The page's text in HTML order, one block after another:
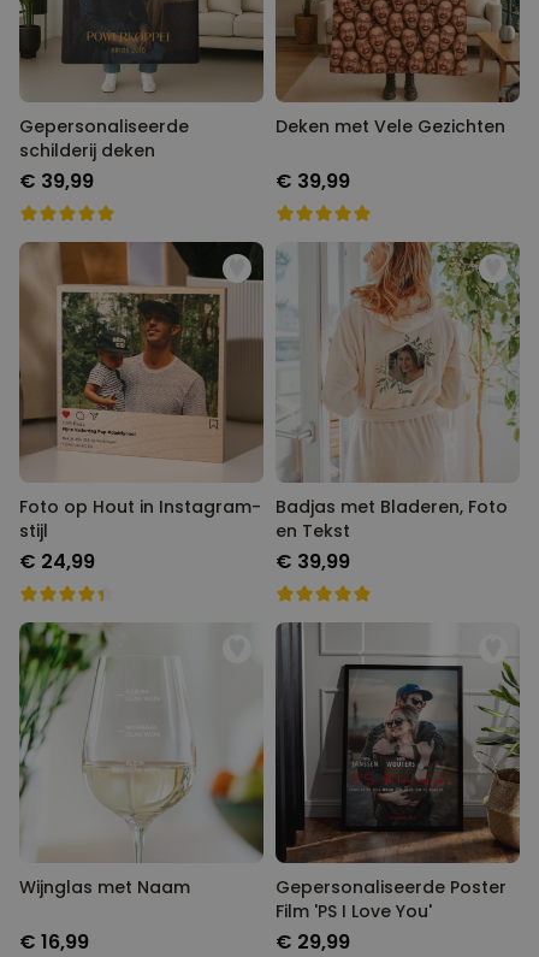
Gepersonaliseerde
schilderij deken
€ 39,99
Deken met Vele Gezichten
€ 39,99
Foto op Hout in Instagram-
stijl
€ 24,99
Badjas met Bladeren, Foto
en Tekst
€ 39,99
Wijnglas met Naam
€ 16,99
Gepersonaliseerde Poster
Film 'PS I Love You'
€ 29,99